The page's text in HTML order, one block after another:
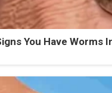
You Have Worms